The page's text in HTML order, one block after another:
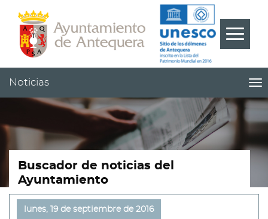
Cabecera
Pie
Menú
???
Noticias
Buscador de noticias del
Ayuntamiento
lunes, 19 de septiembre de 2016